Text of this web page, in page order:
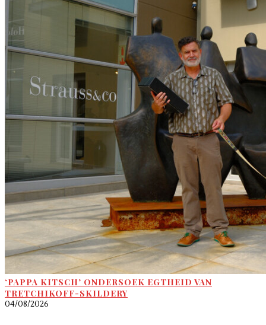
‘PAPPA KITSCH’ ONDERSOEK EGTHEID VAN
TRETCHIKOFF-SKILDERY
04/08/2026